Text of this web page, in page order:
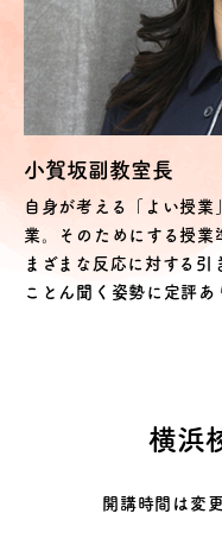
小賀坂副教室長
自身が考える「よい授
業。そのためにする授業
まざまな反応に対する
ことん聞く姿勢に定評あ
横浜
開講時間は変